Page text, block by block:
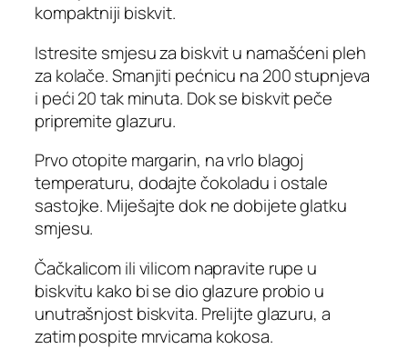
kompaktniji biskvit.
Istresite smjesu za biskvit u namašćeni pleh
za kolače. Smanjiti pećnicu na 200 stupnjeva
i peći 20 tak minuta. Dok se biskvit peče
pripremite glazuru.
Prvo otopite margarin, na vrlo blagoj
temperaturu, dodajte čokoladu i ostale
sastojke. Miješajte dok ne dobijete glatku
smjesu.
Čačkalicom ili vilicom napravite rupe u
biskvitu kako bi se dio glazure probio u
unutrašnjost biskvita. Prelijte glazuru, a
zatim pospite mrvicama kokosa.